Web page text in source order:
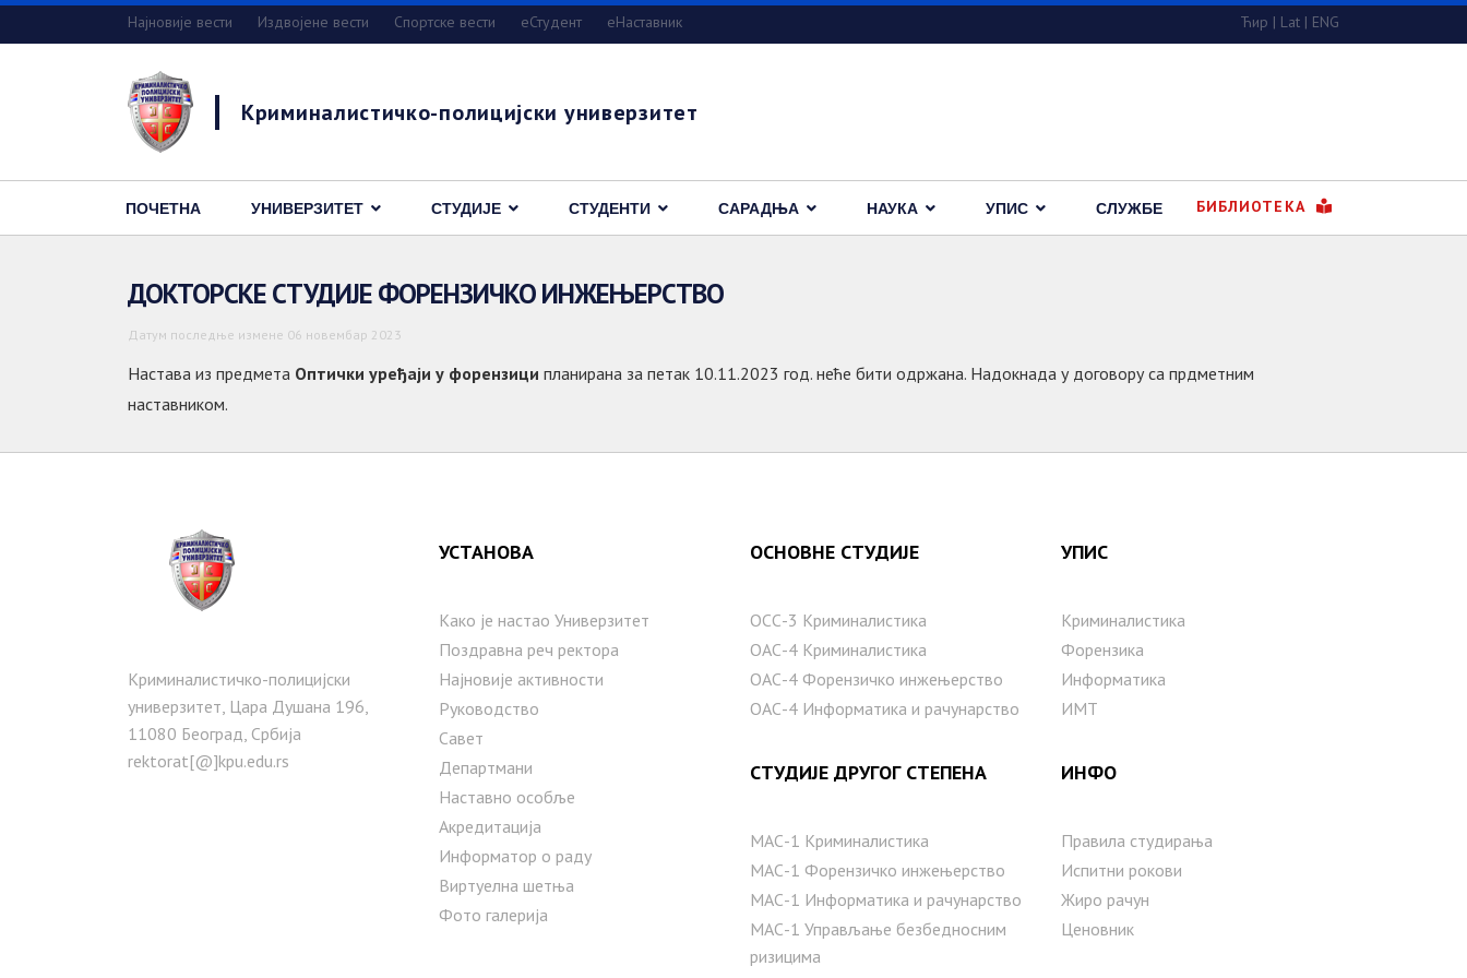
Најновије вести Издвојене вести Спортске вести eСтудент еНаставник Ћир | Lat | ENG
Криминалистичко-полицијски универзитет
БИБЛИОТЕКА
ПОЧЕТНА УНИВЕРЗИТЕТ СТУДИЈЕ СТУДЕНТИ САРАДЊА НАУКА УПИС СЛУЖБЕ
ДОКТОРСКЕ СТУДИЈЕ ФОРЕНЗИЧКО ИНЖЕЊЕРСТВО
Датум последње измене 06 новембар 2023
Настава из предмета Оптички уређаји у форензици планирана за петак 10.11.2023 год. неће бити одржана. Надокнада у договору са прдметним
наставником.
Криминалистичко-полицијски
универзитет, Цара Душана 196,
11080 Београд, Србија
rektorat[@]kpu.edu.rs
УСТАНОВА
Како је настаo Универзитет
Поздравна реч ректора
Најновије активности
Руководство
Савет
Департмани
Наставно особље
Акредитација
Информатор о раду
Виртуелна шетња
Фото галерија
ОСНОВНЕ СТУДИЈЕ
ОСС-3 Криминалистика
ОАС-4 Криминалистика
ОАС-4 Форензичко инжењерство
ОАС-4 Информатика и рачунарство
СТУДИЈЕ ДРУГОГ СТЕПЕНА
МАС-1 Криминалистика
МАС-1 Форензичко инжењерство
МАС-1 Информатика и рачунарство
MAС-1 Управљање безбедносним
ризицима
УПИС
Криминалистика
Форензика
Информатика
ИМТ
ИНФО
Правила студирања
Испитни рокови
Жиро рачун
Ценовник